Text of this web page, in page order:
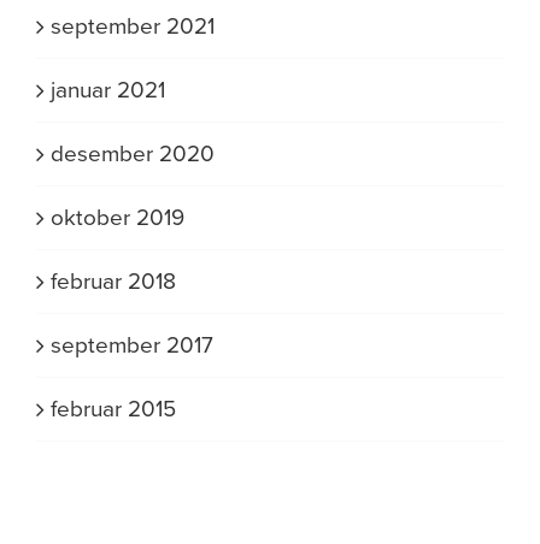
september 2021
januar 2021
desember 2020
oktober 2019
februar 2018
september 2017
februar 2015